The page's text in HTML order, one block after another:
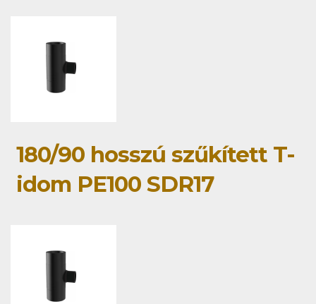
180/90 hosszú szűkített T-
idom PE100 SDR17